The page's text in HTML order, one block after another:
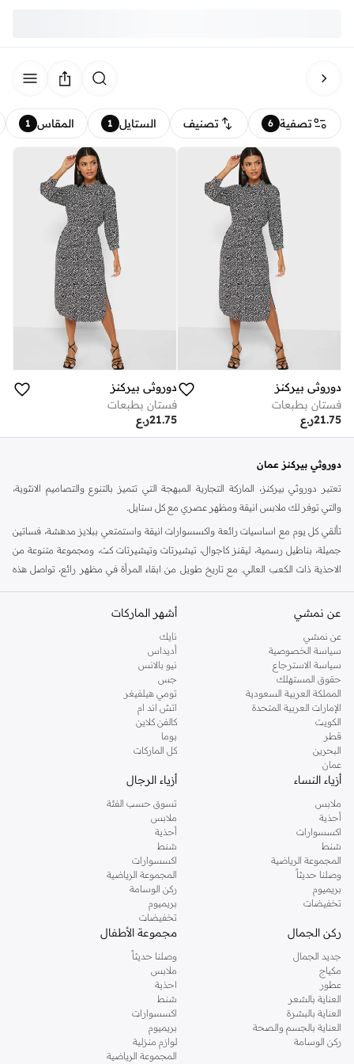
تصفية 6 تصنيف الستايل 1 المقاس 1
دوروثي بيركنز
فستان بطبعات
ر.ع21.75
دوروثي بيركنز
فستان بطبعات
ر.ع21.75
دوروثي بيركنز عمان
تعتبر دوروثي بيركنز، الماركة التجارية المبهجة التي تتميز بالتنوع والتصاميم الانثوية،
والتي توفر لك ملابس انيقة ومظهر عصري مع كل ستايل.
تألقي كل يوم مع اساسيات رائعة واكسسوارات انيقة واستمتعي ببلايز مدهشة، فساتين
جميلة، بناطيل رسمية، ليقنز كاجوال، تيشيرتات وتيشيرتات كت، ومجموعة متنوعة من
الاحذية ذات الكعب العالي. مع تاريخ طويل من ابقاء المرأة في مظهر رائع، تواصل هذه
كنت تقومين بتجديد خزانة ملابسك الملائمة للعمل، البحث عن فستان مثالي للحفلات او
اليه.
تسوقي دوروثي بيركنز اون لاين مسقط
تسوقي دوروثي بيركنز اون لاين من نمشي واستمتعي باكثر من الف ستايل من مجموعة
دوروثي بيركنز الشهيرة. تصفحي المجموعة كاملة في متجر دوروثي بيركنز اون لاين او
استخدمي القائمة لتحديد تجربة تسوق دوروثي بيركنز اون لاين. خدمة التوصيل السريعة
والدعم الاستثنائي يضمن لك تجربة تسوق ممتعة دائما مع نمشي.
عن نمشي
عن نمشي
سياسة الخصوصية
سياسة الاسترجاع
حقوق المستهلك
المملكة العربية السعودية
الإمارات العربية المتحدة
الكويت
قطر
البحرين
عمان
أشهر الماركات
نايك
أديداس
نيو بالانس
جس
تومي هيلفيغر
اتش اند ام
كالفن كلاين
بوما
كل الماركات
أزياء النساء
ملابس
أحذية
اكسسوارات
شنط
المجموعة الرياضية
وصلنا حديثاً
بريميوم
تخفيضات
أزياء الرجال
تسوق حسب الفئة
ملابس
أحذية
شنط
اكسسوارات
المجموعة الرياضية
ركن الوسامة
بريميوم
تخفيضات
ركن الجمال
جديد الجمال
مكياج
عطور
العناية بالشعر
العناية بالبشرة
العناية بالجسم والصحة
ركن الوسامة
مجموعة الأطفال
وصلنا حديثاً
ملابس
احذية
شنط
اكسسوارات
بريميوم
لوازم منزلية
المجموعة الرياضية